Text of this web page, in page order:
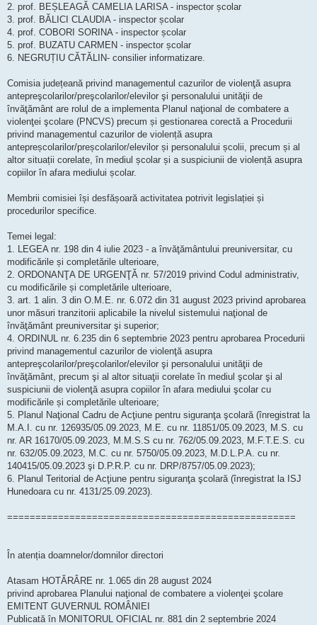
2. prof. BEȘLEAGĂ CAMELIA LARISA - inspector școlar
3. prof. BĂLICI CLAUDIA - inspector școlar
4. prof. COBORI SORINA - inspector școlar
5. prof. BUZATU CARMEN - inspector școlar
6. NEGRUȚIU CĂTĂLIN- consilier informatizare.
Comisia județeană privind managementul cazurilor de violenţă asupra
antepreşcolarilor/preşcolarilor/elevilor şi personalului unităţii de
învăţământ are rolul de a implementa Planul naţional de combatere a
violenţei şcolare (PNCVS) precum și gestionarea corectă a Procedurii
privind managementul cazurilor de violență asupra
antepreșcolarilor/preșcolarilor/elevilor și personalului școlii, precum și al
altor situații corelate, în mediul școlar și a suspiciunii de violență asupra
copiilor în afara mediului școlar.
Membrii comisiei își desfășoară activitatea potrivit legislației și
procedurilor specifice.
Temei legal:
1. LEGEA nr. 198 din 4 iulie 2023 - a învăţământului preuniversitar, cu
modificările și completările ulterioare,
2. ORDONANŢA DE URGENŢĂ nr. 57/2019 privind Codul administrativ,
cu modificările și completările ulterioare,
3. art. 1 alin. 3 din O.M.E. nr. 6.072 din 31 august 2023 privind aprobarea
unor măsuri tranzitorii aplicabile la nivelul sistemului naţional de
învăţământ preuniversitar şi superior;
4. ORDINUL nr. 6.235 din 6 septembrie 2023 pentru aprobarea Procedurii
privind managementul cazurilor de violenţă asupra
antepreşcolarilor/preşcolarilor/elevilor şi personalului unităţii de
învăţământ, precum şi al altor situaţii corelate în mediul şcolar şi al
suspiciunii de violenţă asupra copiilor în afara mediului şcolar cu
modificările și completările ulterioare;
5. Planul Naţional Cadru de Acţiune pentru siguranţa şcolară (înregistrat la
M.A.I. cu nr. 126935/05.09.2023, M.E. cu nr. 11851/05.09.2023, M.S. cu
nr. AR 16170/05.09.2023, M.M.S.S cu nr. 762/05.09.2023, M.F.T.E.S. cu
nr. 632/05.09.2023, M.C. cu nr. 5750/05.09.2023, M.D.L.P.A. cu nr.
140415/05.09.2023 şi D.P.R.P. cu nr. DRP/8757/05.09.2023);
6. Planul Teritorial de Acţiune pentru siguranţa şcolară (înregistrat la ISJ
Hunedoara cu nr. 4131/25.09.2023).
===================================================
În atenția doamnelor/domnilor directori
Atasam HOTĂRÂRE nr. 1.065 din 28 august 2024
privind aprobarea Planului naţional de combatere a violenţei şcolare
EMITENT GUVERNUL ROMÂNIEI
Publicată în MONITORUL OFICIAL nr. 881 din 2 septembrie 2024